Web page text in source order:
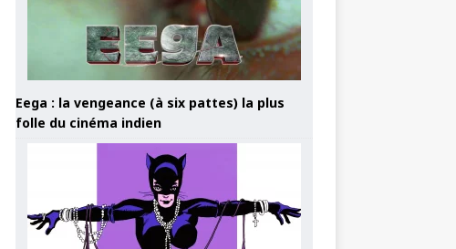
Eega : la vengeance (à six pattes) la plus
folle du cinéma indien